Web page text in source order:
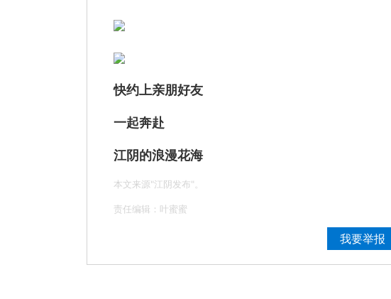
快约上亲朋好友
一起奔赴
江阴的浪漫花海
本文来源"江阴发布"。
责任编辑：叶蜜蜜
我要举报